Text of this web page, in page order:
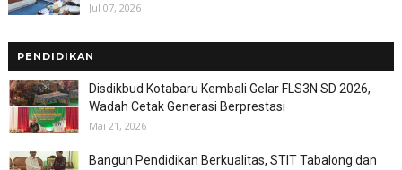
Jul 07, 2026
PENDIDIKAN
Disdikbud Kotabaru Kembali Gelar FLS3N SD 2026,
Wadah Cetak Generasi Berprestasi
Mai 21, 2026
Bangun Pendidikan Berkualitas, STIT Tabalong dan